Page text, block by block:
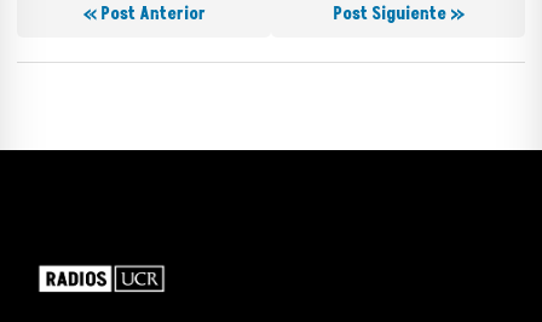
« Post Anterior Post Siguiente »